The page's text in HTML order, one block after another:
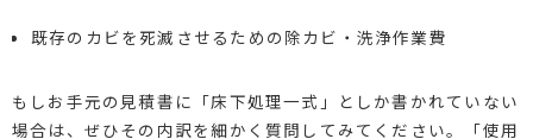
既存のカビを死滅させるための除カビ・洗浄作業費
もしお手元の見積書に「床下処理一式」としか書かれていない
場合は、ぜひその内訳を細かく質問してみてください。「使用